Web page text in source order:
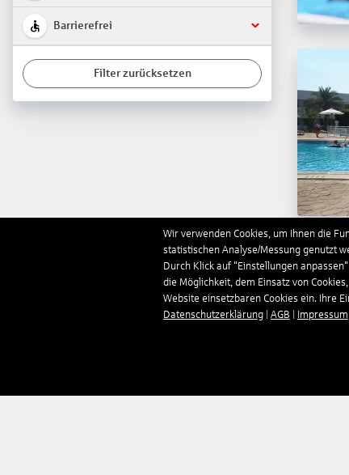
Barrierefrei
Filter zurücksetzen
Wir verwenden Cookies, um Ihnen die
statistischen Analyse/Messung genutzt
Durch Klick auf "Einstellungen
die Möglichkeit, dem Einsatz von
Website einsetzbaren Cookies ein. Ihre
Datenschutzerklärung
AGB Impressum